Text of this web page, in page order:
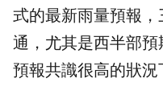
式的最新雨量預報
通，尤其是西半部
預報共識很高的狀況